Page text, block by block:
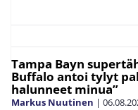
Tampa Bayn
Buffalo antoi tylyt
halunneet minua”
Markus Nuutinen |